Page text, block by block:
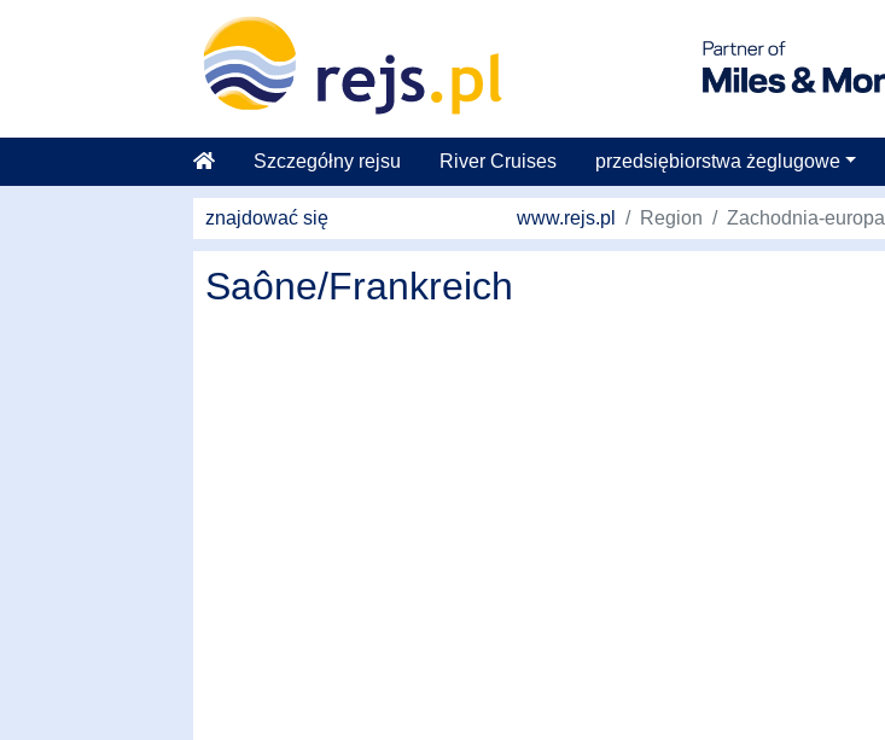
weiter zum Hauptkontent
Szczegółny rejsu River Cruises przedsiębiorstwa żeglugowe
znajdować się www.rejs.pl Region Zachodnia-europa
Saône/Frankreich